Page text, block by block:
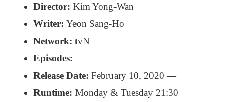
Director: Kim Yong-Wan
Writer: Yeon Sang-Ho
Network: tvN
Episodes:
Release Date: February 10, 2020 —
Runtime: Monday & Tuesday 21:30